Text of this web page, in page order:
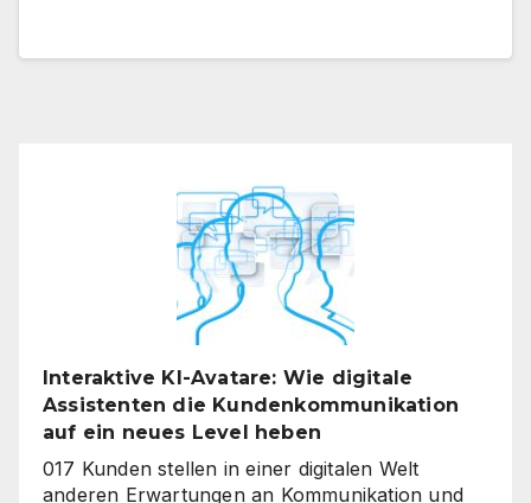
Interaktive KI-Avatare: Wie digitale
Assistenten die Kundenkommunikation
auf ein neues Level heben
017 Kunden stellen in einer digitalen Welt
anderen Erwartungen an Kommunikation und